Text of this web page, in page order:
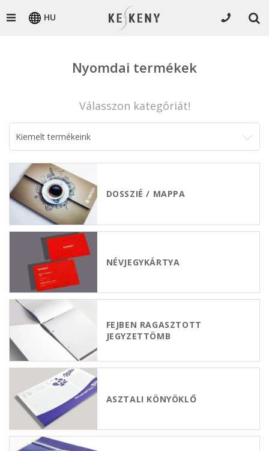
HU
Nyomdai termékek
Válasszon kategóriát!
DOSSZIÉ / MAPPA
NÉVJEGYKÁRTYA
FEJBEN RAGASZTOTT
JEGYZETTÖMB
ASZTALI KÖNYÖKLŐ